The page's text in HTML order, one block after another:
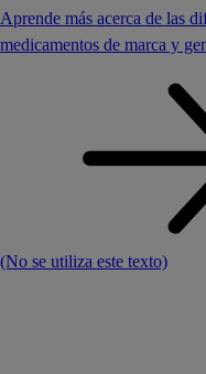
Aprende más acerca de las
medicamentos de marca y
(No se utiliza este texto)